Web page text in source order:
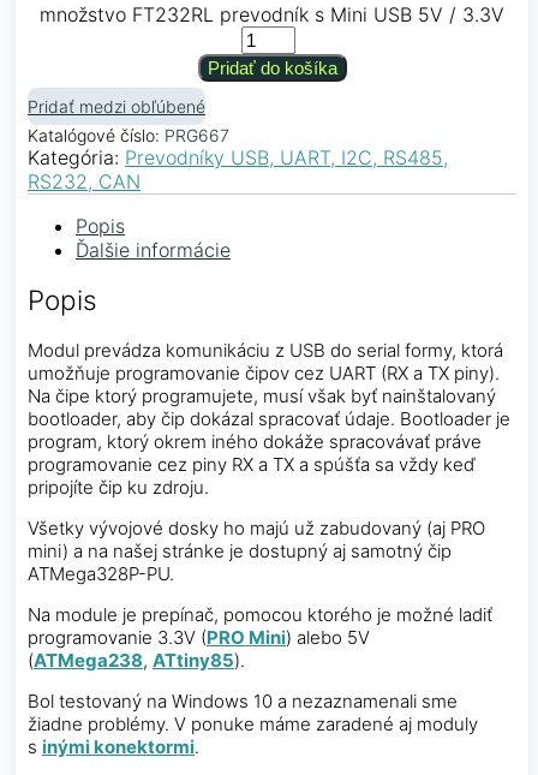
množstvo FT232RL prevodník s Mini USB 5V / 3.3V
Pridať do košíka
Pridať medzi obľúbené
Katalógové číslo: PRG667
Kategória: Prevodníky USB, UART, I2C, RS485,
RS232, CAN
Popis
Ďalšie informácie
Popis
Modul prevádza komunikáciu z USB do serial formy, ktorá
umožňuje programovanie čipov cez UART (RX a TX piny).
Na čipe ktorý programujete, musí však byť nainštalovaný
bootloader, aby čip dokázal spracovať údaje. Bootloader je
program, ktorý okrem iného dokáže spracovávať práve
programovanie cez piny RX a TX a spúšťa sa vždy keď
pripojíte čip ku zdroju.
Všetky vývojové dosky ho majú už zabudovaný (aj PRO
mini) a na našej stránke je dostupný aj samotný čip
ATMega328P-PU.
Na module je prepínač, pomocou ktorého je možné ladiť
programovanie 3.3V (PRO Mini) alebo 5V
(ATMega238, ATtiny85).
Bol testovaný na Windows 10 a nezaznamenali sme
žiadne problémy. V ponuke máme zaradené aj moduly
s inými konektormi.